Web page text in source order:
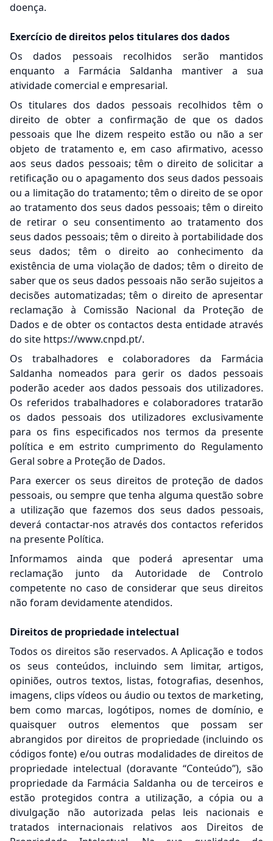
doença.
Exercício de direitos pelos titulares dos dados
Os dados pessoais recolhidos serão mantidos
enquanto a Farmácia Saldanha mantiver a sua
atividade comercial e empresarial.
Os titulares dos dados pessoais recolhidos têm o
direito de obter a confirmação de que os dados
pessoais que lhe dizem respeito estão ou não a ser
objeto de tratamento e, em caso afirmativo, acesso
aos seus dados pessoais; têm o direito de solicitar a
retificação ou o apagamento dos seus dados pessoais
ou a limitação do tratamento; têm o direito de se opor
ao tratamento dos seus dados pessoais; têm o direito
de retirar o seu consentimento ao tratamento dos
seus dados pessoais; têm o direito à portabilidade dos
seus dados; têm o direito ao conhecimento da
existência de uma violação de dados; têm o direito de
saber que os seus dados pessoais não serão sujeitos a
decisões automatizadas; têm o direito de apresentar
reclamação à Comissão Nacional da Proteção de
Dados e de obter os contactos desta entidade através
do site https://www.cnpd.pt/.
Os trabalhadores e colaboradores da Farmácia
Saldanha nomeados para gerir os dados pessoais
poderão aceder aos dados pessoais dos utilizadores.
Os referidos trabalhadores e colaboradores tratarão
os dados pessoais dos utilizadores exclusivamente
para os fins especificados nos termos da presente
política e em estrito cumprimento do Regulamento
Geral sobre a Proteção de Dados.
Para exercer os seus direitos de proteção de dados
pessoais, ou sempre que tenha alguma questão sobre
a utilização que fazemos dos seus dados pessoais,
deverá contactar-nos através dos contactos referidos
na presente Política.
Informamos ainda que poderá apresentar uma
reclamação junto da Autoridade de Controlo
competente no caso de considerar que seus direitos
não foram devidamente atendidos.
Direitos de propriedade intelectual
Todos os direitos são reservados. A Aplicação e todos
os seus conteúdos, incluindo sem limitar, artigos,
opiniões, outros textos, listas, fotografias, desenhos,
imagens, clips vídeos ou áudio ou textos de marketing,
bem como marcas, logótipos, nomes de domínio, e
quaisquer outros elementos que possam ser
abrangidos por direitos de propriedade (incluindo os
códigos fonte) e/ou outras modalidades de direitos de
propriedade intelectual (doravante “Conteúdo”), são
propriedade da Farmácia Saldanha ou de terceiros e
estão protegidos contra a utilização, a cópia ou a
divulgação não autorizada pelas leis nacionais e
tratados internacionais relativos aos Direitos de